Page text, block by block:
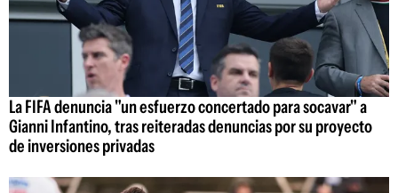
La FIFA denuncia "un esfuerzo concertado para socavar" a
Gianni Infantino, tras reiteradas denuncias por su proyecto
de inversiones privadas